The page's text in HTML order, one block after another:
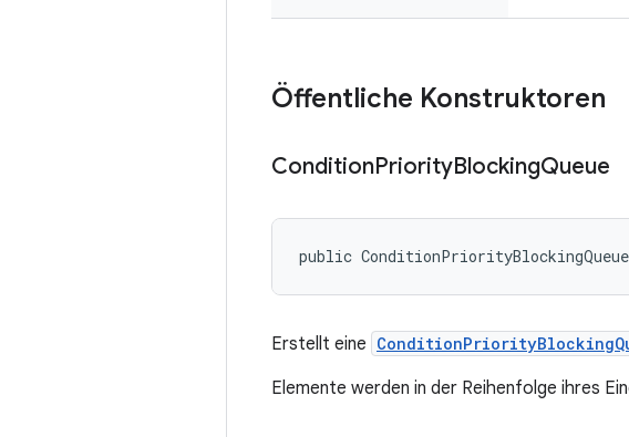
Öffentliche Konstruktoren
ConditionPriorityBlockingQueue
public
Erstellt eine
Elemente werden in der Reihenfolge ihres